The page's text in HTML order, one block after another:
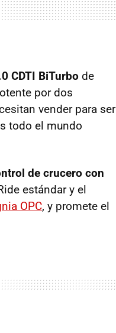
CDTI BiTurbo de
por dos
vender para ser
todo el mundo
de crucero con
estándar y el
OPC, y promete el